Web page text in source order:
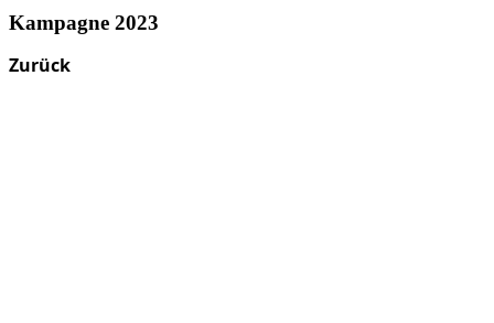
Kampagne 2023
Zurück